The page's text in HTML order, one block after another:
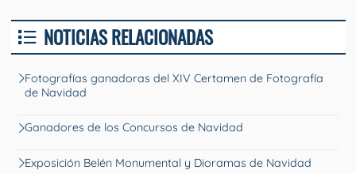
NOTICIAS RELACIONADAS
Fotografías ganadoras del XIV Certamen de Fotografía
de Navidad
Ganadores de los Concursos de Navidad
Exposición Belén Monumental y Dioramas de Navidad